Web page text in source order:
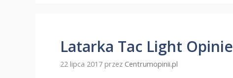
Latarka Tac Light Opinie
22 lipca 2017 przez Centrumopinii.pl